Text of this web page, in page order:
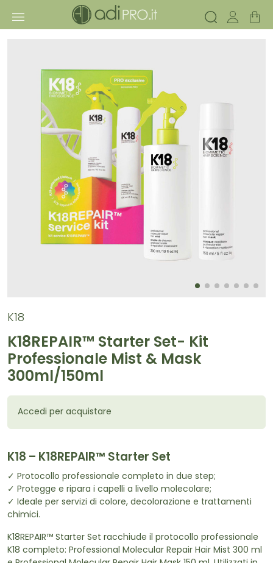
K18
K18REPAIR™ Starter Set- Kit
Professionale Mist & Mask
300ml/150ml
Accedi per acquistare
K18 – K18REPAIR™ Starter Set
✓ Protocollo professionale completo in due step;
✓ Protegge e ripara i capelli a livello molecolare;
✓ Ideale per servizi di colore, decolorazione e trattamenti
chimici.
K18REPAIR™ Starter Set racchiude il protocollo professionale
K18 completo: Professional Molecular Repair Hair Mist 300 ml